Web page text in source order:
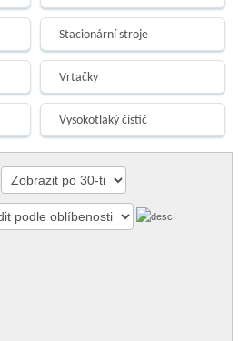
Stacionární stroje
Vrtačky
Vysokotlaký čistič